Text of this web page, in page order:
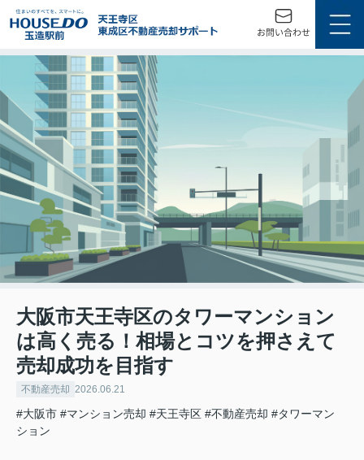
大阪市天王寺区のタワーマンション
は高く売る！相場とコツを押さえて
売却成功を目指す
不動産売却 2026.06.21
#大阪市 #マンション売却 #天王寺区 #不動産売却 #タワーマン
ション